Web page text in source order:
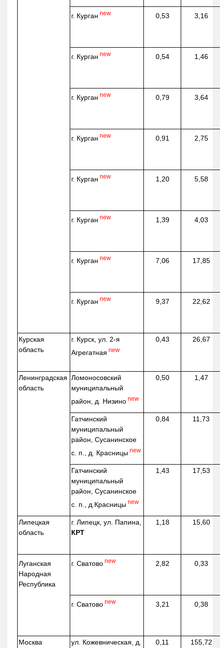
г. Курган new 0,53 3,16
г. Курган new 0,54 1,46
г. Курган new 0,79 3,64
г. Курган new 0,91 2,75
г. Курган new 1,20 5,58
г. Курган new 1,39 4,03
г. Курган new 7,06 17,85
г. Курган new 9,37 22,62
Курская
область
г. Курск, ул. 2-я
Агрегатная new
0,43 26,67
Ленинградская
область
Ломоносовский
муниципальный
район, д. Низино new
0,50 1,47
Гатчинский
муниципальный
район, Сусанинское
с. п., д. Красницы new
0,84 11,73
Гатчинский
муниципальный
район, Сусанинское
с. п., д.Красницы new
1,43 17,53
Липецкая
область
г. Липецк, ул. Папина,
КРТ
1,18 15,60
Луганская
Народная
Республика
г. Сватово new 2,82 0,33
г. Сватово new 3,21 0,38
Москва ул. Кожевническая, д.
0,11 155,72